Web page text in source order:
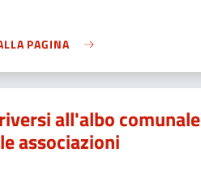
PAGINA
all'albo comunale
associazioni